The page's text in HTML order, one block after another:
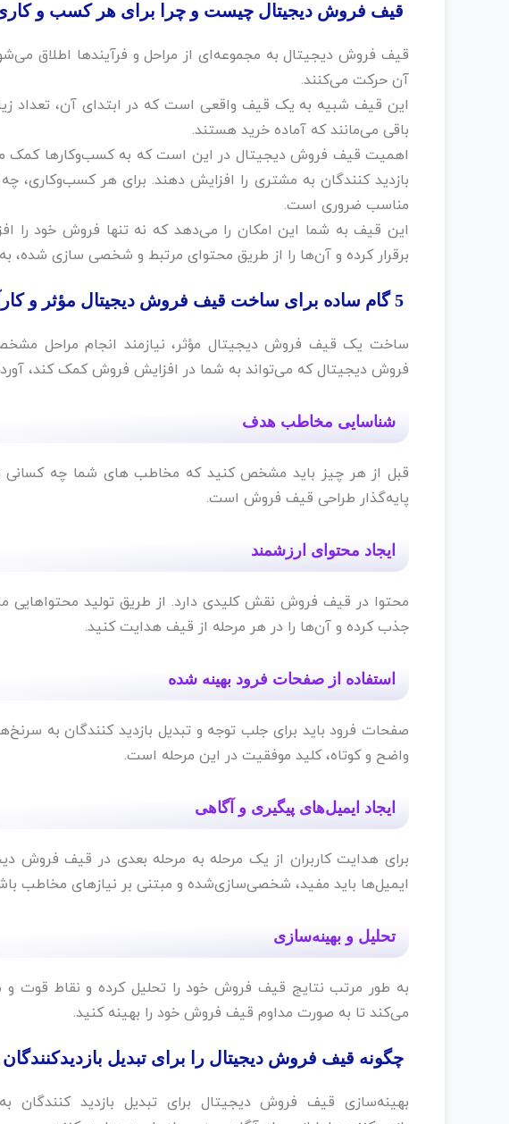
قیف فروش دیجیتال چیست و چرا برای هر کسب‌ و
قیف فروش دیجیتال به مجموعه‌ای از مراحل و فرآیندها اطلاق می‌شود
آن حرکت می‌کنند.‌
این قیف شبیه به یک قیف واقعی است که در ابتدای آن، تعداد
باقی می‌مانند که آماده خرید هستند. ‌
اهمیت قیف فروش دیجیتال در این است که به کسب‌وکارها کمک
بازدید کنندگان به مشتری را افزایش دهند. برای هر
مناسب ضروری است. ‌
این قیف به شما این امکان را می‌دهد که نه تنها فروش خود را
برقرار کرده و آن‌ها را از طریق محتوای مرتبط و شخصی‌ سازی شده،
5 گام ساده برای ساخت قیف فروش دیجیتال مؤثر و کارآمد‌
ساخت یک قیف فروش دیجیتال مؤثر، نیازمند انجام مراحل
فروش دیجیتال که می‌تواند به شما در افزایش فروش کمک کند،
شناسایی مخاطب هدف
قبل از هر چیز باید مشخص کنید که مخاطب های شما چه کسانی
پایه‌گذار طراحی قیف فروش است.
ایجاد محتوای ارزشمند
محتوا در قیف فروش نقش کلیدی دارد. از طریق تولید محتواهایی
جذب کرده و آن‌ها را در هر مرحله از قیف هدایت کنید.
استفاده از صفحات فرود بهینه‌ شده
صفحات فرود باید برای جلب توجه و تبدیل بازدید کنندگان به
واضح و کوتاه، کلید موفقیت در این مرحله است.
ایجاد ایمیل‌های پیگیری و آگاهی
برای هدایت کاربران از یک مرحله به مرحله بعدی در قیف فروش
ایمیل‌ها باید مفید، شخصی‌سازی‌شده و مبتنی بر نیازهای مخاطب
تحلیل و بهینه‌سازی
به طور مرتب نتایج قیف فروش خود را تحلیل کرده و نقاط قوت
می‌کند تا به صورت مداوم قیف فروش خود را بهینه کنید.‌
چگونه قیف فروش دیجیتال را برای تبدیل
بهینه‌سازی قیف فروش دیجیتال برای تبدیل بازدید کنندگان